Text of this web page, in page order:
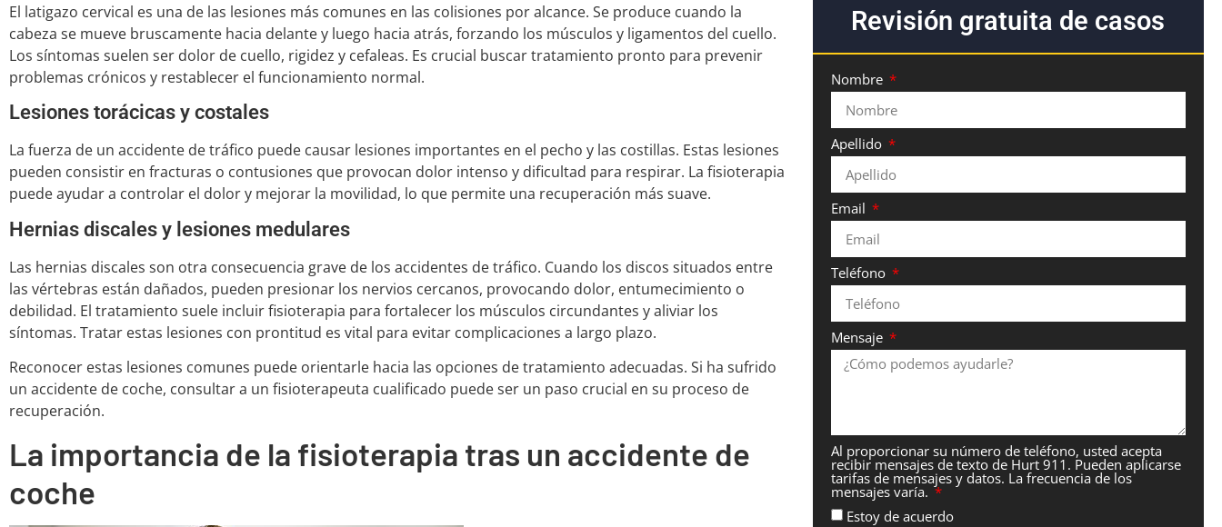
El latigazo cervical es una de las lesiones más comunes en las colisiones por alcance. Se produce cuando la
cabeza se mueve bruscamente hacia delante y luego hacia atrás, forzando los músculos y ligamentos del cuello.
Los síntomas suelen ser dolor de cuello, rigidez y cefaleas. Es crucial buscar tratamiento pronto para prevenir
problemas crónicos y restablecer el funcionamiento normal.
Lesiones torácicas y costales
La fuerza de un accidente de tráfico puede causar lesiones importantes en el pecho y las costillas. Estas lesiones
pueden consistir en fracturas o contusiones que provocan dolor intenso y dificultad para respirar. La fisioterapia
puede ayudar a controlar el dolor y mejorar la movilidad, lo que permite una recuperación más suave.
Hernias discales y lesiones medulares
Las hernias discales son otra consecuencia grave de los accidentes de tráfico. Cuando los discos situados entre
las vértebras están dañados, pueden presionar los nervios cercanos, provocando dolor, entumecimiento o
debilidad. El tratamiento suele incluir fisioterapia para fortalecer los músculos circundantes y aliviar los
síntomas. Tratar estas lesiones con prontitud es vital para evitar complicaciones a largo plazo.
Reconocer estas lesiones comunes puede orientarle hacia las opciones de tratamiento adecuadas. Si ha sufrido
un accidente de coche, consultar a un fisioterapeuta cualificado puede ser un paso crucial en su proceso de
recuperación.
La importancia de la fisioterapia tras un accidente de
coche
Revisión gratuita de casos
Nombre
Apellido
Email
Teléfono
Mensaje
Al proporcionar su número de teléfono, usted acepta
recibir mensajes de texto de Hurt 911. Pueden aplicarse
tarifas de mensajes y datos. La frecuencia de los
mensajes varía.
Estoy de acuerdo